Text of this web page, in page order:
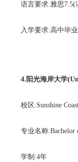
语言要求:雅思7.5(
入学要求:高中毕业
4.阳光海岸大学
校区:Sunshine
专业名称:Bachelor
学制:4年